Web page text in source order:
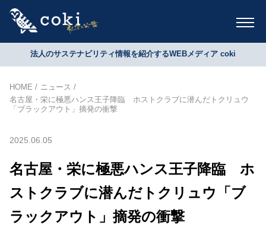
法人のサステナビリティ情報を紹介するWEBメディア coki
HOME
ニュース
名古屋・栄に極悪ハンス王子降臨 ホストクラブに潜んだトクリュウ
「ブラックアウト」摘発の衝撃
2025.06.05
名古屋・栄に極悪ハンス王子降臨 ホ
ストクラブに潜んだトクリュウ「ブ
ラックアウト」摘発の衝撃